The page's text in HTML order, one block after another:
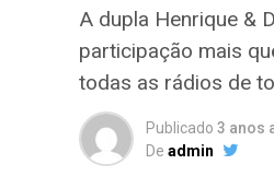
A dupla Henrique &
participação mais
todas as rádios de
Publicado 3 anos
De admin